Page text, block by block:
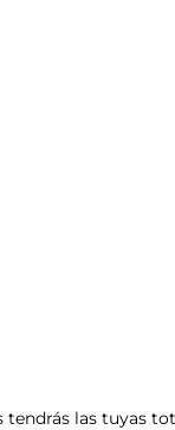
tendrás las